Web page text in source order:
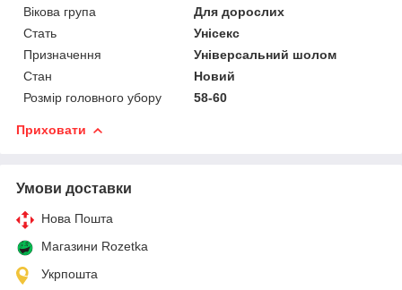
Вікова група
Для дорослих
Стать
Унісекс
Призначення
Універсальний шолом
Стан
Новий
Розмір головного убору
58-60
Приховати
Умови доставки
Нова Пошта
Магазини Rozetka
Укрпошта